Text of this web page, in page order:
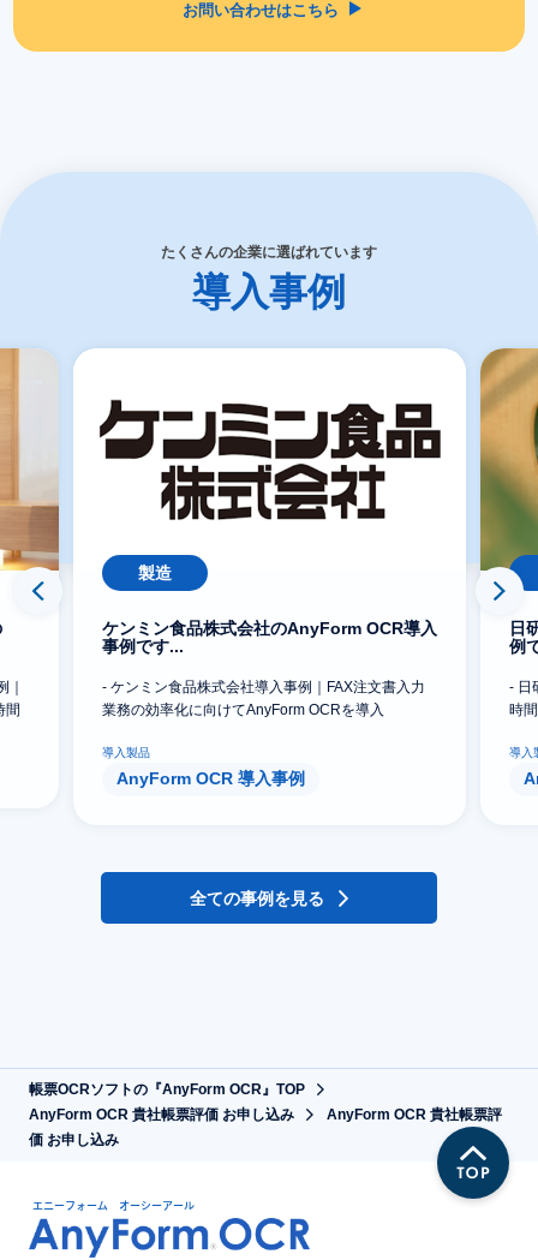
お問い合わせはこちら
たくさんの企業に選ばれています
導入事例
間
製造
ケンミン食品株式会社のAnyForm OCR導入
事例です...
- ケンミン食品株式会社導入事例｜FAX注文書入力
業務の効率化に向けてAnyForm OCRを導入
導入製品
AnyForm OCR 導入事例
日
例
- 日
時
導入
全ての事例を見る
帳票OCRソフトの『AnyForm OCR』TOP
AnyForm OCR 貴社帳票評価 お申し込み
AnyForm OCR 貴社帳票評
価 お申し込み
エニーフォーム オーシーアール